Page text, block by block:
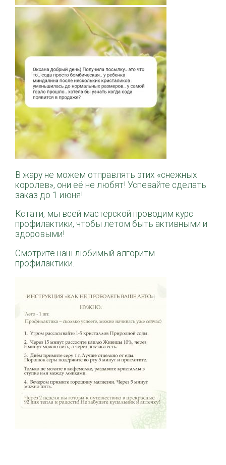
В жару не можем отправлять этих «снежных
королев», они её не любят! Успевайте сделать
заказ до 1 июня!
Кстати, мы всей мастерской проводим курс
профилактики, чтобы летом быть активными и
здоровыми!
Смотрите наш любимый алгоритм
профилактики.